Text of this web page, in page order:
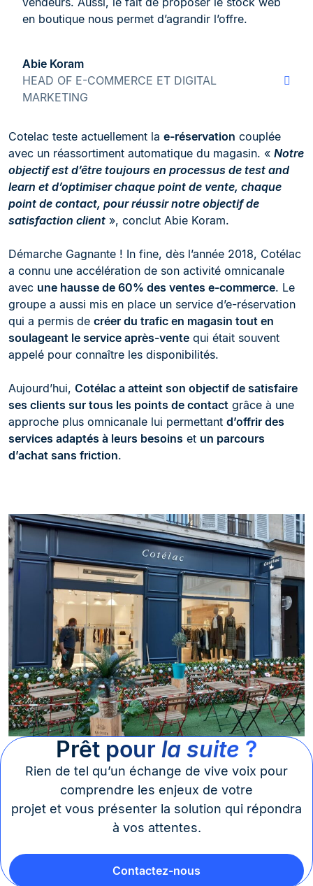
en boutique nous permet d’agrandir l’offre.
Abie Koram
HEAD OF E-COMMERCE ET DIGITAL
MARKETING
Cotelac teste actuellement la e-réservation couplée
avec un réassortiment automatique du magasin. « Notre
objectif est d’être toujours en processus de test and
learn et d’optimiser chaque point de vente, chaque
point de contact, pour réussir notre objectif de
satisfaction client », conclut Abie Koram.
Démarche Gagnante ! In fine, dès l’année 2018, Cotélac
a connu une accélération de son activité omnicanale
avec une hausse de 60% des ventes e-commerce. Le
groupe a aussi mis en place un service d’e-réservation
qui a permis de créer du trafic en magasin tout en
soulageant le service après-vente qui était souvent
appelé pour connaître les disponibilités.
Aujourd’hui, Cotélac a atteint son objectif de satisfaire
ses clients sur tous les points de contact grâce à une
approche plus omnicanale lui permettant d’offrir des
services adaptés à leurs besoins et un parcours
d’achat sans friction.
Prêt pour la suite ?
Rien de tel qu’un échange de vive voix pour
comprendre les enjeux de votre
projet et vous présenter la solution qui répondra
à vos attentes.
Contactez-nous